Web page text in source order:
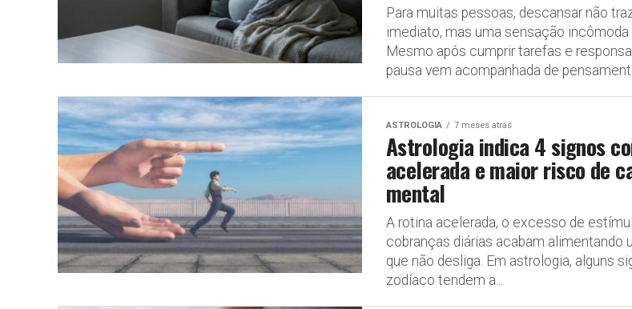
Para muitas pessoas, descansar não
imediato, mas uma sensação incômoda
Mesmo após cumprir tarefas e
pausa vem acompanhada de
ASTROLOGIA 7 meses atrás
Astrologia indica 4 signos
acelerada e maior risco de
mental
A rotina acelerada, o excesso de
cobranças diárias acabam alimentando
que não desliga. Em astrologia, alguns
zodíaco tendem a...